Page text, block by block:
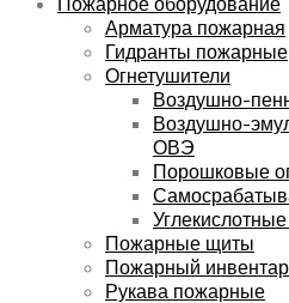
Арматура пожарная
Гидранты пожарные
Огнетушители
Воздушно-
Воздушно-
ОВЭ
Порошковые
Пожарные щиты
Пожарный
Рукава пожарные